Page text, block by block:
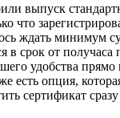
выпуск
что
ждать минимум
в срок от получаса
удобства прямо
есть опция,
сертификат